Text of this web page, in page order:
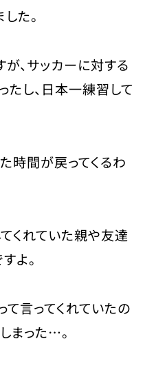
た。
、サッカーに対する
し、日本一練習して
時間が戻ってくるわ
くれていた親や友達
よ。
て言ってくれていたの
まった…。